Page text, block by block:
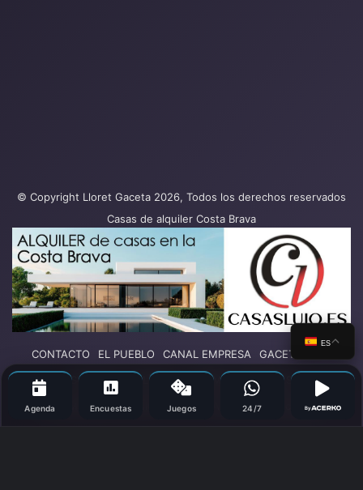
© Copyright Lloret Gaceta 2026, Todos los derechos reservados
Casas de alquiler Costa Brava
CONTACTO EL PUEBLO CANAL EMPRESA
GACETA PLAY
SUCESOS
POLÍTICA TURISMO
DEPORTES
COLUMNAS DE OPINIÓN
OCIO Más secciones
ES
Agenda Encuestas Juegos 24/7 By